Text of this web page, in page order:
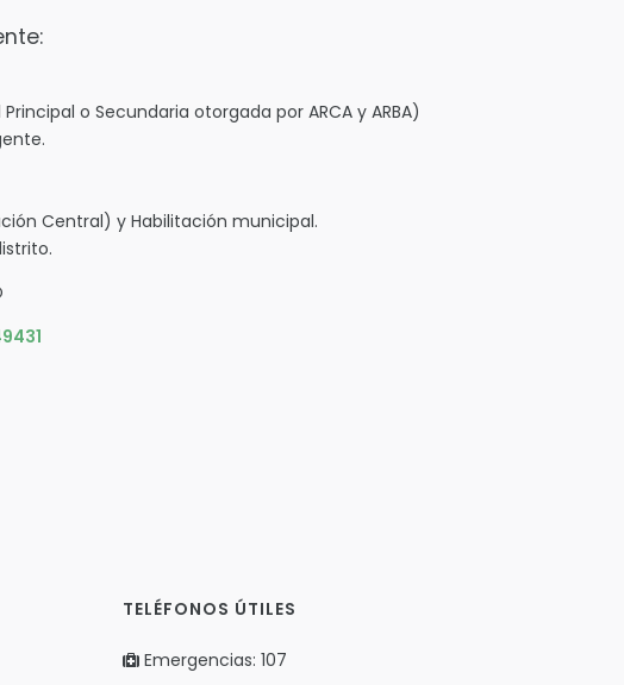
o Secundaria otorgada por ARCA y ARBA)
Central) y Habilitación municipal.
TELÉFONOS ÚTILES
Emergencias: 107